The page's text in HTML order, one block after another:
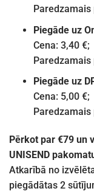
Paredzamais
Piegāde uz
Cena: 3,40 €;
Piegāde uz
Cena: 5,00 €;
Paredzamais
Pērkot par €79 un
UNISEND
Atkarībā no
piegādātas 2